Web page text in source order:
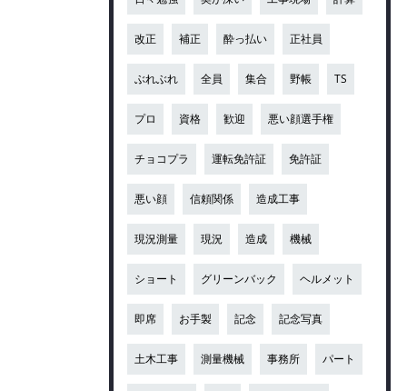
改正 補正 酔っ払い 正社員
ぶれぶれ 全員 集合 野帳 TS
プロ 資格 歓迎 悪い顔選手権
チョコプラ 運転免許証 免許証
悪い顔 信頼関係 造成工事
現況測量 現況 造成 機械
ショート グリーンバック ヘルメット
即席 お手製 記念 記念写真
土木工事 測量機械 事務所 パート